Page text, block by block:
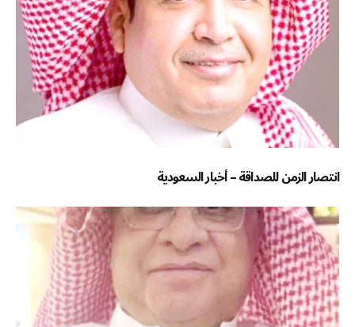
انتصار الزمن للصداقة – أخبار السعودية